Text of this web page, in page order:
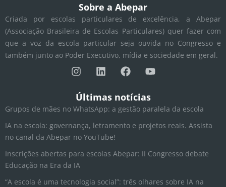
Sobre a Abepar
Criada por escolas particulares de excelência, a Abepar
(Associação Brasileira de Escolas Particulares) quer fazer com
que a voz da escola particular seja ouvida no Congresso e
também junto ao Poder Executivo, mídia e sociedade em geral.
I
n
t
a
g
r
a
L
i
k
e
d
i
n
F
a
e
b
o
o
Y
o
t
u
b
e
Últimas notícias
Grupos de mães no WhatsApp: a gestão paralela da escola
IA na escola: governança, letramento e projetos reais. Assista
no canal da Abepar no YouTube!
Inscrições abertas para escolas Abepar: II Congresso debate
Educação na Era da IA
“A escola é uma tecnologia social”: três olhares sobre IA na